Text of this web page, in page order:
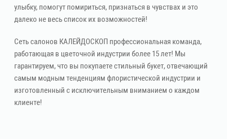
улыбку, помогут помириться, признаться в чувствах и это
далеко не весь список их возможностей!
Сеть салонов КАЛЕЙДОСКОП профессиональная команда,
работающая в цветочной индустрии более 15 лет! Мы
гарантируем, что вы покупаете стильный букет, отвечающий
самым модным тенденциям флористической индустрии и
изготовленный с исключительным вниманием о каждом
клиенте!